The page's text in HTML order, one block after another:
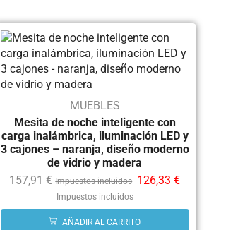
MUEBLES
Mesita de noche inteligente con
carga inalámbrica, iluminación LED y
3 cajones – naranja, diseño moderno
de vidrio y madera
157,91€ Impuestos incluidos 126,33€
Impuestos incluidos
AÑADIR AL CARRITO